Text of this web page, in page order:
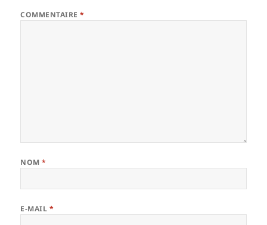
COMMENTAIRE*
NOM*
E-MAIL *